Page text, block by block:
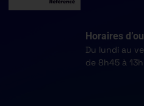
Horaires
Du lundi au
de 8h45 à